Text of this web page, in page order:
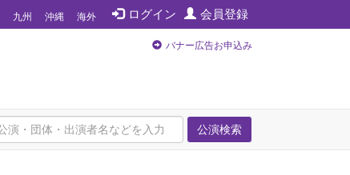
ログイン 会員登録
九州 沖縄 海外
バナー広告お申込み
公演検索